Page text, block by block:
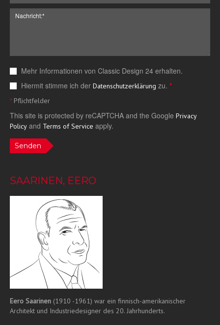
Mehr Informationen von Classic Design 24 erhalten.
Hiermit stimme ich der Datenschutzerklärung zu. *
*Pflichtfelder
This site is protected by reCAPTCHA and the Google Privacy
Policy and Terms of Service apply.
Senden
SAARINEN, EERO
Eero Saarinen (1910 -1961) war ein finnisch-amerikanischer
Architekt und Industriedesigner des 20. Jahrhunderts.